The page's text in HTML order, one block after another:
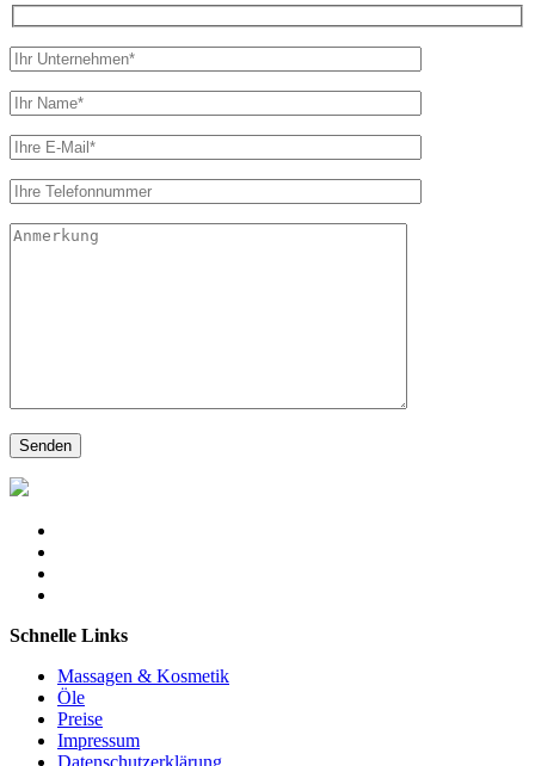
Schnelle Links
Massagen & Kosmetik
Öle
Preise
Impressum